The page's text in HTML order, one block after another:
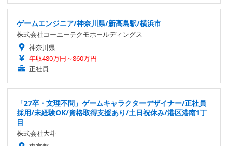
ゲームエンジニア/神奈川県/新高島駅/横浜市
株式会社コーエーテクモホールディングス
神奈川県
年収480万円～860万円
正社員
「27卒・文理不問」ゲームキャラクターデザイナー/正社員
採用/未経験OK/資格取得支援あり/土日祝休み/港区港南1丁
目
株式会社大斗